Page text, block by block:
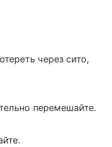
через сито,
перемешайте.